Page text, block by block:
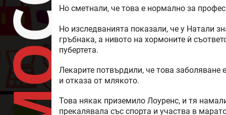
Но сметнали, че това е нормално за
Но изследванията показали, че у Натали
гръбнака, а нивото на хормоните ѝ
пубертета.
Лекарите потвърдили, че това
и отказа от млякото.
Това някак приземило Лоуренс, и тя
прекалявала със спорта и участва в